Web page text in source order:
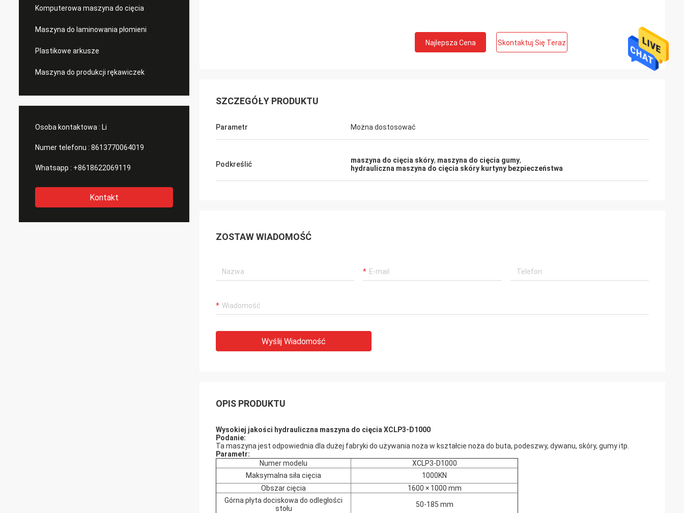
Komputerowa maszyna do cięcia
Maszyna do laminowania płomieni
Plastikowe arkusze
Maszyna do produkcji rękawiczek
Osoba kontaktowa : Li
Numer telefonu : 8613770064019
Whatsapp : +8618622069119
Kontakt
Najlepsza Cena Skontaktuj Się Teraz
SZCZEGÓŁY PRODUKTU
Parametr Można dostosować
Podkreślić maszyna do cięcia skóry, maszyna do cięcia gumy,
hydrauliczna maszyna do cięcia skóry kurtyny bezpieczeństwa
ZOSTAW WIADOMOŚĆ
Wyślij Wiadomość
OPIS PRODUKTU
Wysokiej jakości hydrauliczna maszyna do cięcia XCLP3-D1000
Podanie:
Ta maszyna jest odpowiednia dla dużej fabryki do używania noża w kształcie noża do buta, podeszwy, dywanu, skóry, gumy itp.
Parametr:
Numer modelu
XCLP3-D1000
Maksymalna siła cięcia
1000KN
Obszar cięcia
1600 × 1000 mm
Górna płyta dociskowa do odległości
stołu
50-185 mm